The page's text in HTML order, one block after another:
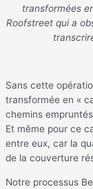
transformées
Roofstreet qui a
Sans cette
transformée en «
chemins
Et même pour ce
entre eux, car la
de la couverture
Notre processus